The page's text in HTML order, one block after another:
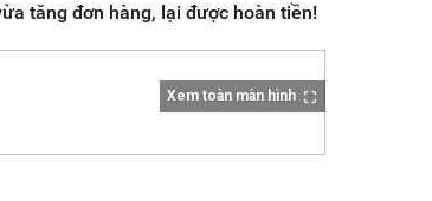
tăng đơn hàng, lại được hoàn tiền!
Xem toàn màn hình